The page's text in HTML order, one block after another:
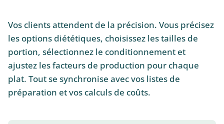
Vos clients attendent de la précision. Vous précisez
les options diététiques, choisissez les tailles de
portion, sélectionnez le conditionnement et
ajustez les facteurs de production pour chaque
plat. Tout se synchronise avec vos listes de
préparation et vos calculs de coûts.